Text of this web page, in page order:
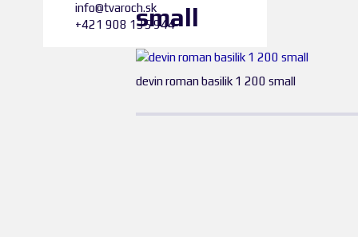
info@tvaroch.sk
+421 908 135 944
small
devin roman basilik 1 200 small